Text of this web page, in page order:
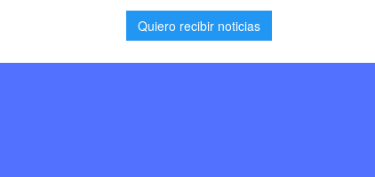
Rivas Vaciamadrid
de septiembre